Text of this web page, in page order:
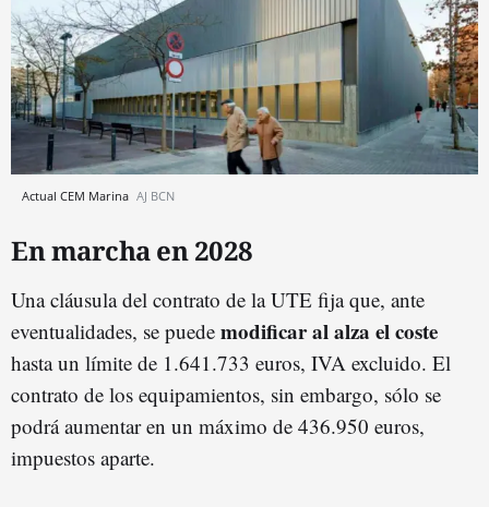
Actual CEM Marina AJ BCN
En marcha en 2028
Una cláusula del contrato de la UTE fija que, ante
eventualidades, se puede modificar al alza el coste
hasta un límite de 1.641.733 euros, IVA excluido. El
contrato de los equipamientos, sin embargo, sólo se
podrá aumentar en un máximo de 436.950 euros,
impuestos aparte.